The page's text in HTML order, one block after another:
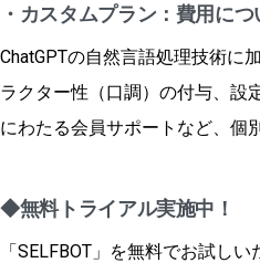
・ カスタムプラン：費用に
ChatGPTの自然言語処理技術に
ラクター性（口調）の付与、設
にわたる会員サポートなど、個
◆無料トライアル実施中！
「SELFBOT」を無料でお試し